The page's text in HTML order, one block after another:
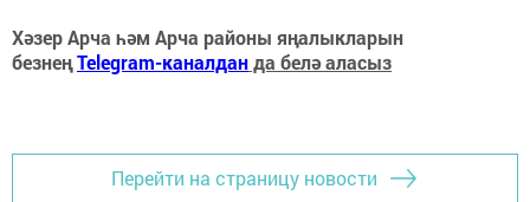
Хәзер Арча һәм Арча районы яңалыкларын
безнеңTelegram-каналданда белә аласыз
Перейти на страницу новости